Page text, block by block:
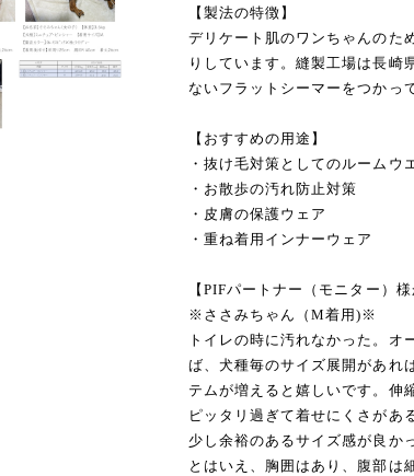
【製法の特徴】
デリケート肌のワンちゃんのた
りしています。縫製工場は長崎
ないフラットシーマーをつかっ
【おすすめの用途】
・抜け毛対策としてのルームウ
・お散歩の汚れ防止対策
・皮膚の保護ウェア
・重ね着用インナーウェア
【PIFパートナー（モニター）様
※ささみちゃん（M着用)※
トイレの時に汚れなかった。オ
ば、犬種毎のサイズ展開があれ
テムが増えると嬉しいです。伸
ピッタリ過ぎて着せにくさがあ
少し余裕のあるサイズ感が良か
とはいえ、胸囲はあり、腹部は